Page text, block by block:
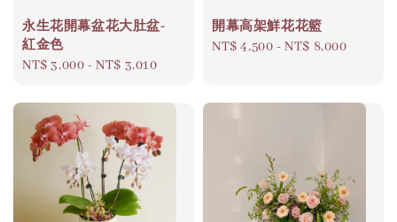
永生花開幕盆花大肚盆-
紅金色
Regular
NT$ 3,000 -NT$ 3,010
開幕高架鮮花花籃
Regular
NT$ 4,500 -NT$ 8,000